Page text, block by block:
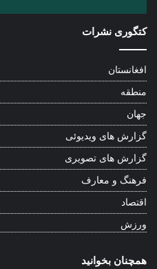
کتگوری نشرات
افغانستان
منطقه
جهان
گزارش های ویدیوئی
گزارش های تصویری
فرهنگ و معارف
اقتصاد
ورزش
همچنان بخوانید